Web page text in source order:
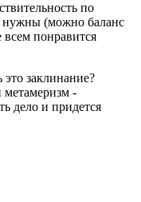
по
(можно баланс
всем понравится
заклинание?
-
дело и придется